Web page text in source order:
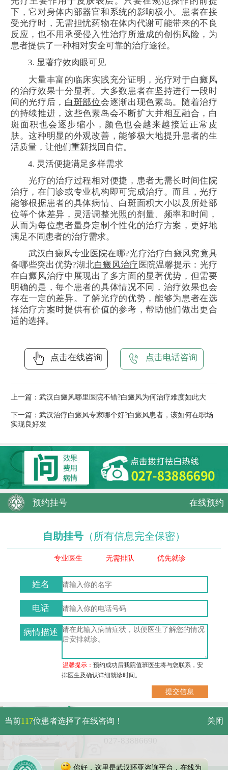
下，它对身体内部器官和系统的影响极小。患者在接
受光疗时，无需担忧药物在体内代谢可能带来的不良
反应，也不用承受侵入性治疗所造成的创伤风险，为
患者提供了一种相对安全可靠的治疗途径。
3. 显著疗效肉眼可见
大量丰富的临床实践充分证明，光疗对于白癜风
的治疗效果十分显著。大多数患者在坚持进行一段时
间的光疗后， 白斑部位会逐渐出现色素岛。随着治疗
的持续推进，这些色素岛会不断扩大并相互融合，白
斑面积也会逐步缩小，颜色也会越来越接近正常皮
肤。这种明显的外观改善，能够极大地提升患者的生
活质量，让他们重新找回自信。
4. 灵活便捷满足多样需求
光疗的治疗过程相对便捷，患者无需长时间住院
治疗，在门诊或专业机构即可完成治疗。而且，光疗
能够根据患者的具体病情、白斑面积大小以及所处部
位等个体差异，灵活调整光照的剂量、频率和时间，
从而为每位患者量身定制个性化的治疗方案，更好地
满足不同患者的治疗需求。
武汉白癜风专业医院在哪?光疗治疗白癜风究竟具
备哪些突出优势?湖北白癜风治疗 医院温馨提示：光疗
在白癜风治疗中展现出了多方面的显著优势，但需要
明确的是，每个患者的具体情况不同，治疗效果也会
存在一定的差异。了解光疗的优势，能够为患者在选
择治疗方案时提供有价值的参考，帮助他们做出更合
适的选择。
点击在线咨询 点击电话咨询
上一篇： 武汉白癜风哪里医院不错?白癜风为何治疗难度如此大
下一篇： 武汉治疗白癜风专家哪个好?白癜风患者，该如何在职场
实现良好发
预约挂号 在线预约
自助挂号 （所有信息完全保密）
专业医生 无需排队 优先就诊
姓名
电话
病情描述
温馨提示：预约成功后我院值班医生将与您联系，安
排医生及确认详细就诊时间。
武汉市硚口区解放大道479号
免费电话：
当前117位患者选择了在线咨询！ 关闭
你好，这里是武汉环亚咨询平台，在线为